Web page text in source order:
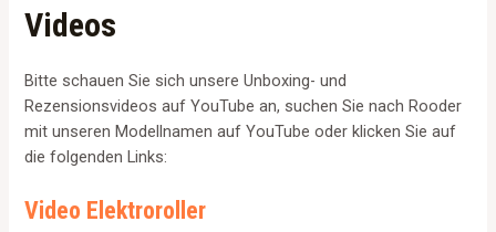
Videos
Bitte schauen Sie sich unsere Unboxing- und
Rezensionsvideos auf YouTube an, suchen Sie nach Rooder
mit unseren Modellnamen auf YouTube oder klicken Sie auf
die folgenden Links:
Video Elektroroller